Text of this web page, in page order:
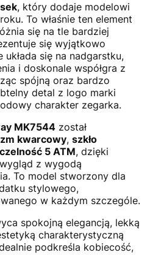
, który dodaje modelowi
To właśnie ten element
się na tle bardziej
się wyjątkowo
się na nadgarstku,
i doskonale współgra z
spójną oraz bardzo
detal z logo marki
charakter zegarka.
MK7544 został
kwarcowy, szkło
5 ATM, dzięki
z wygodą
To model stworzony dla
stylowego,
w każdym szczególe.
spokojną elegancją, lekką
charakterystyczną
podkreśla kobiecość,